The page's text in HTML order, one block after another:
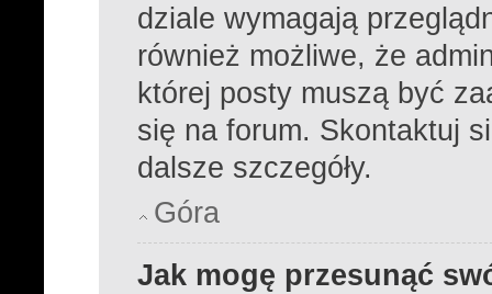
dziale wymagają
również możliwe, że
której posty muszą być
się na forum. Skontaktuj
dalsze szczegóły.
Góra
Jak mogę przesunąć